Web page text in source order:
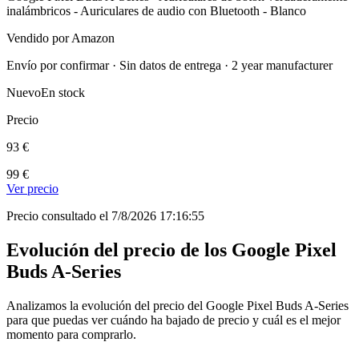
inalámbricos - Auriculares de audio con Bluetooth - Blanco
Vendido por Amazon
Envío por confirmar · Sin datos de entrega · 2 year manufacturer
NuevoEn stock
Precio
93 €
99 €
Ver precio
Precio consultado el 7/8/2026 17:16:55
Evolución del precio de los Google Pixel
Buds A-Series
Analizamos la evolución del precio del Google Pixel Buds A-Series
para que puedas ver cuándo ha bajado de precio y cuál es el mejor
momento para comprarlo.